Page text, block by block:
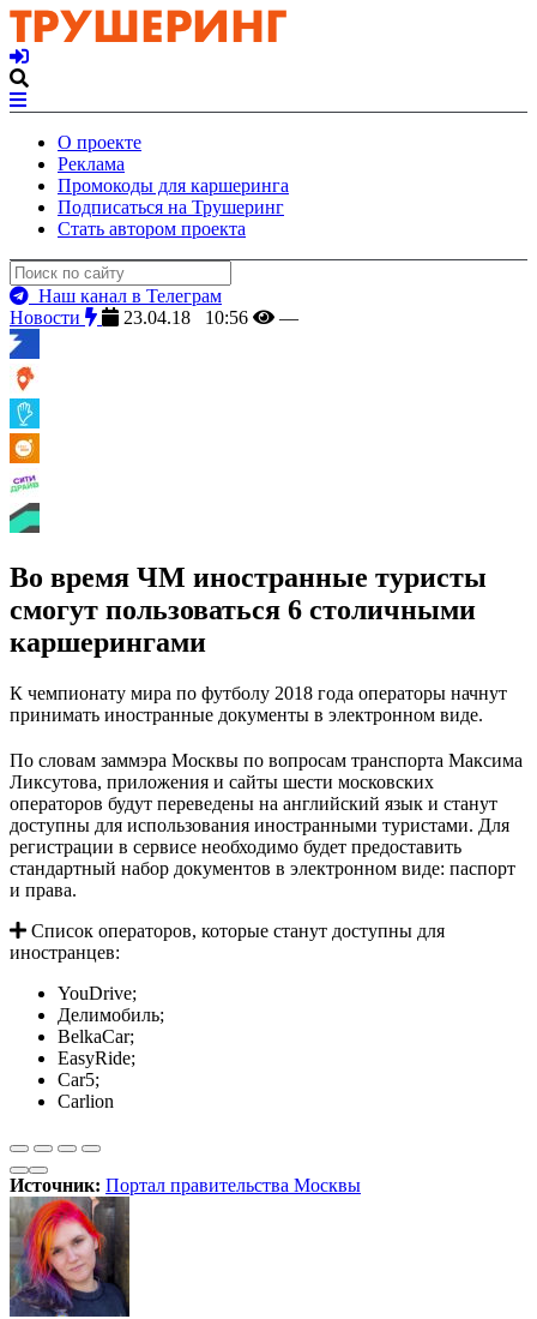
О проекте
Реклама
Промокоды для каршеринга
Подписаться на Трушеринг
Стать автором проекта
Наш канал в Телеграм
Новости
23.04.18 10:56 —
Во время ЧМ иностранные туристы
смогут пользоваться 6 столичными
каршерингами
К чемпионату мира по футболу 2018 года операторы начнут
принимать иностранные документы в электронном виде.
По словам заммэра Москвы по вопросам транспорта Максима
Ликсутова, приложения и сайты шести московских
операторов будут переведены на английский язык и станут
доступны для использования иностранными туристами. Для
регистрации в сервисе необходимо будет предоставить
стандартный набор документов в электронном виде: паспорт
и права.
Список операторов, которые станут доступны для
иностранцев:
YouDrive;
Делимобиль;
BelkaCar;
EasyRide;
Car5;
Carlion
Источник: Портал правительства Москвы